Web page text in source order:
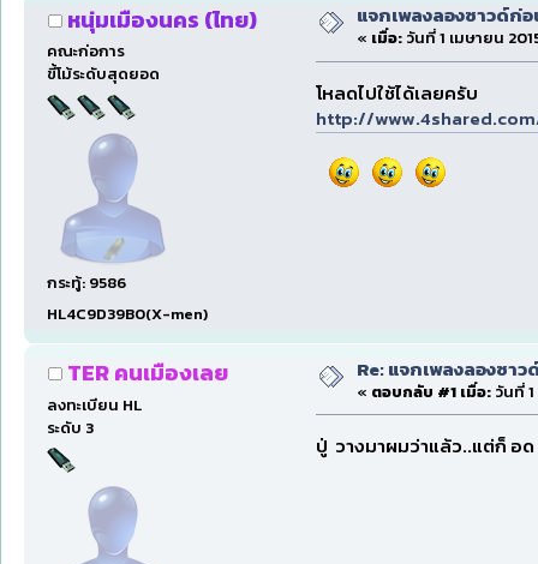
หนุ่มเมืองนคร (ไทย)
คณะก่อการ
ขี้โม้ระดับสุดยอด
กระทู้: 9586
HL4C9D39B0(X-men)
แจกเพลงลองซาวด์ก่อ
« เมื่อ:วันที่ 1 เมษายน
โหลดไปใช้ได้เลยครับ
http://
TER คนเมืองเลย
ลงทะเบียน HL
ระดับ 3
Re: แจกเพลงลองซาว
« ตอบกลับ #1 เมื่อ:วันที่ 1
ปู่ วางมาผมว่าแล้ว..แต่ก็ อด